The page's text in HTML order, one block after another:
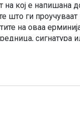
кој е напишана
што ги
на оваа
сигнатура
заедно со